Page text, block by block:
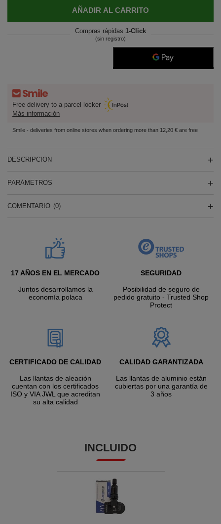
AÑADIR AL CARRITO
Compras rápidas 1-Click
(sin registro)
Free delivery to a parcel locker
Más información
Smile - deliveries from online stores when ordering more than 12,20 € are free
DESCRIPCIÓN
PARÁMETROS
COMENTARIO (0)
17 AÑOS EN EL MERCADO
Juntos desarrollamos la
economía polaca
SEGURIDAD
Posibilidad de seguro de
pedido gratuito - Trusted Shop
Protect
CERTIFICADO DE CALIDAD
Las llantas de aleación
cuentan con los certificados
ISO y VIA JWL que acreditan
su alta calidad
CALIDAD GARANTIZADA
Las llantas de aluminio están
cubiertas por una garantía de
3 años
INCLUIDO